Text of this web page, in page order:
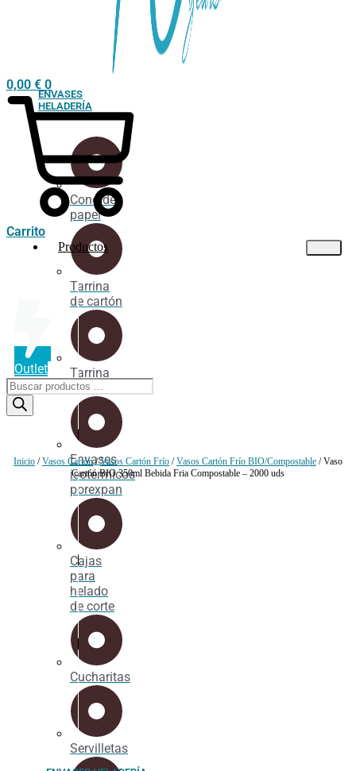
ENVASES
HELADERÍA
Cono de
papel
Tarrina
de cartón
Tarrina
industrial
Envases
isotérmicos
porexpan
Cajas
para
helado
de corte
Cucharitas
Servilletas
0,00 € 0
Carrito
Productos
Outlet
Búsqueda
de
productos
Inicio /Vasos Cartón/Vasos Cartón Frío /Vasos Cartón Frío BIO/Compostable / Vaso
Cartón BIO 350ml Bebida Fria Compostable – 2000 uds